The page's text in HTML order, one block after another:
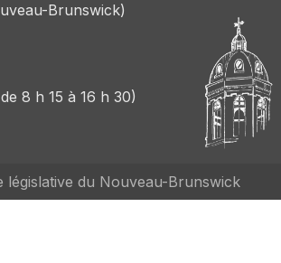
Brunswick)
8 h 15 à 16 h 30)
législative du Nouveau-Brunswick